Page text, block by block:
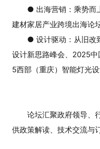
● 出海营销：乘势而
建材家居产业跨境出海论
● 设计驱动：从旧改
设计新思路峰会、2025
5西部（重庆）智能灯光设
论坛汇聚政府领导、
供政策解读、技术交流与